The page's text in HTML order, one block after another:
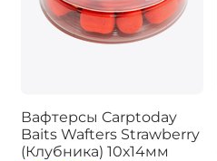
Вафтерсы Carptoday
Baits Wafters Strawberry
(Клубника) 10х14мм